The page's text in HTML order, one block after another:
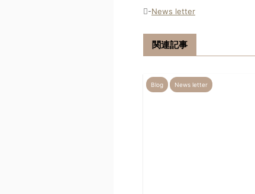
-News letter
関連記事
Blog News letter